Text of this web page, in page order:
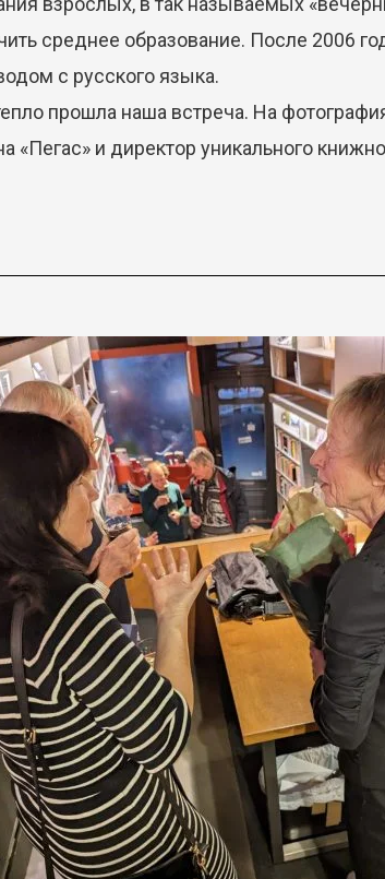
среднее образование. После 2006
с русского языка.
прошла наша встреча. На
«Пегас» и директор уникального